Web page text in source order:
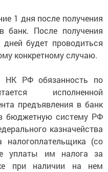
1 дня после получения
банк. После получения
будет проводиться
конкретному случаю.
НК РФ обязанность по
исполненной
предъявления в банк
бюджетную систему РФ
казначейства
(со
уплаты им налога за
при наличии на нем